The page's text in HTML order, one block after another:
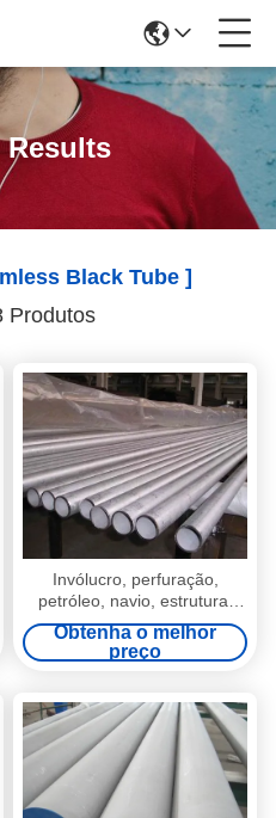
Results
Black Tube ]
Produtos
Invólucro, perfuração,
petróleo, navio, estrutura,
fluido, pressão caldeira de
tubos de aço sem costura /
tubos
Obtenha o melhor
preço